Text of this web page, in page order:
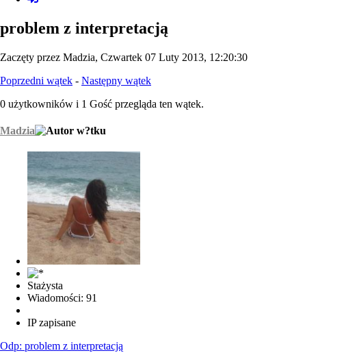
problem z interpretacją
Zaczęty przez Madzia, Czwartek 07 Luty 2013, 12:20:30
Poprzedni wątek - Następny wątek
0 użytkowników i 1 Gość przegląda ten wątek.
Madzia
Stażysta
Wiadomości: 91
IP zapisane
Odp: problem z interpretacją